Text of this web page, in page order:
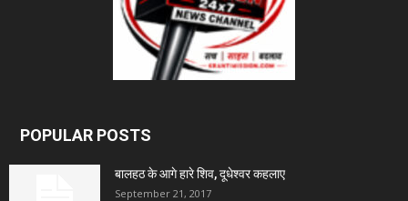
POPULAR POSTS
बालहठ के आगे हारे शिव, दूधेश्वर कहलाए
September 21, 2017